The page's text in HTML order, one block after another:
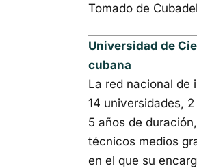
Tomado de
Universidad de
cubana
La red nacional de
14 universidades,
5 años de
técnicos medios
en el que su